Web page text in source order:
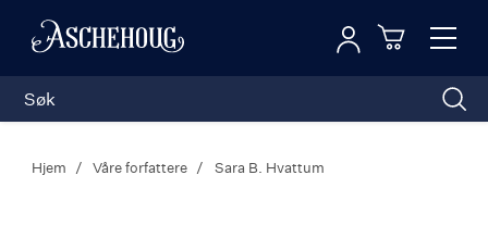
Toggle
Logg inn
Hjem Våre forfattere Sara B. Hvattum